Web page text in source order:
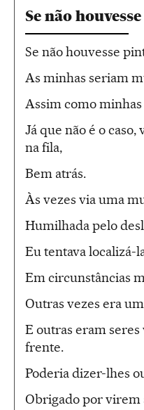
Se não
Se não houvesse
As minhas seriam
Assim como minhas
Já que não é o
na fila,
Bem atrás.
Às vezes via uma
Humilhada pelo
Eu tentava localizá-
Em circunstâncias
Outras vezes era
E outras eram
frente.
Poderia dizer-lhes
Obrigado por virem